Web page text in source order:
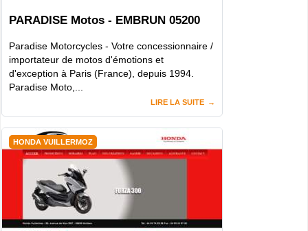
PARADISE Motos - EMBRUN 05200
Paradise Motorcycles - Votre concessionnaire /
importateur de motos d'émotions et
d'exception à Paris (France), depuis 1994.
Paradise Moto,...
LIRE LA SUITE
HONDA VUILLERMOZ